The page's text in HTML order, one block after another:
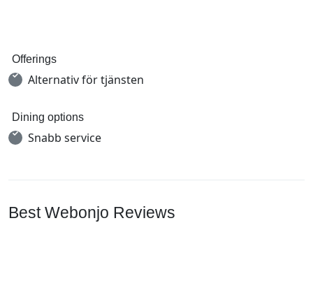
Offerings
Alternativ för tjänsten
Dining options
Snabb service
Best Webonjo Reviews